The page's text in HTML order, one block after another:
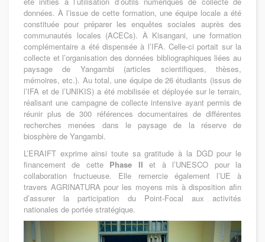
données. À l’issue de cette formation, une équipe locale a été
constituée pour préparer les enquêtes sociales auprès des
communautés locales (ACECs). À Kisangani, une formation
complémentaire a été dispensée à l’IFA. Celle-ci portait sur la
collecte et l’organisation des données bibliographiques liées au
paysage de Yangambi (articles scientifiques, thèses,
mémoires, etc.). Au total, une équipe de 26 étudiants (issus de
l’IFA et de l’UNIKIS) a été mobilisée et déployée sur le terrain,
réalisant une campagne de collecte intensive ayant permis de
réunir plus de 300 références documentaires de différentes
recherches menées dans le paysage de la réserve de
biosphère de Yangambi.
L’ERAIFT exprime ainsi toute sa gratitude à la DGD pour le
financement de cette Phase II et à l’UNESCO pour la
collaboration fructueuse. Elle remercie également l’UE à
travers AGRINATURA pour les moyens mis à disposition afin
d’assurer la participation du Point-Focal aux activités
nationales de portée stratégique.